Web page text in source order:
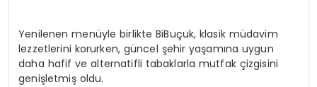
Yenilenen menüyle birlikte BiBuçuk, klasik müdavim
lezzetlerini korurken, güncel şehir yaşamına uygun
daha hafif ve alternatifli tabaklarla mutfak çizgisini
genişletmiş oldu.